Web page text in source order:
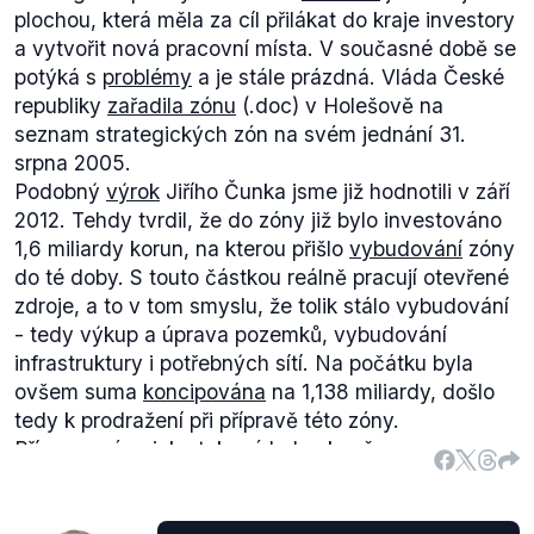
plochou, která měla za cíl přilákat do kraje investory
a vytvořit nová pracovní místa. V současné době se
potýká s problémy a je stále prázdná. Vláda České
republiky zařadila zónu (.doc) v Holešově na
seznam strategických zón na svém jednání 31.
srpna 2005.
Podobný výrok Jiřího Čunka jsme již hodnotili v září
2012. Tehdy tvrdil, že do zóny již bylo investováno
1,6 miliardy korun, na kterou přišlo vybudování zóny
do té doby. S touto částkou reálně pracují otevřené
zdroje, a to v tom smyslu, že tolik stálo vybudování
- tedy výkup a úprava pozemků, vybudování
infrastruktury i potřebných sítí. Na počátku byla
ovšem suma koncipována na 1,138 miliardy, došlo
tedy k prodražení při přípravě této zóny.
Příprava zóny jako takové byla ukončena v roce
zhruba 1 a půl